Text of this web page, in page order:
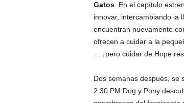
Gatos. En el capítulo
innovar, intercambiando la
encuentran nuevamente
ofrecen a cuidar a la
… ¡pero cuidar de Hope
Dos semanas después, se
2:30 PM Dog y Pony